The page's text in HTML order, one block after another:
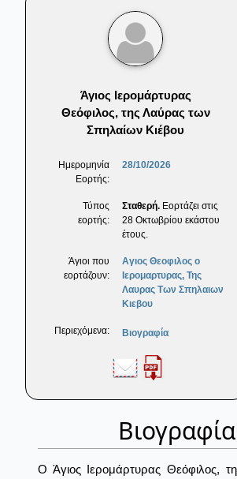
Άγιος Ιερομάρτυρας
Θεόφιλος, της Λαύρας των
Σπηλαίων Κιέβου
Ημερομηνία
Εορτής:
28/10/2026
Τύπος
εορτής:
Σταθερή. Εορτάζει στις
28 Οκτωβρίου εκάστου
έτους.
Άγιοι που
εορτάζουν:
Αγιος Θεοφιλος ο
Ιερομαρτυρας, Της
Λαυρας Των Σπηλαιων
Κιεβου
Περιεχόμενα: Βιογραφία
Βιογραφία
Ο Άγιος Ιερομάρτυρας Θεόφιλος,